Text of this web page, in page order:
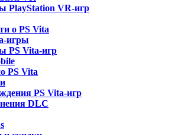
PlayStation VR-игр
о PS Vita
игры
PS Vita-игр
PS Vita
PS Vita-игр
DLC